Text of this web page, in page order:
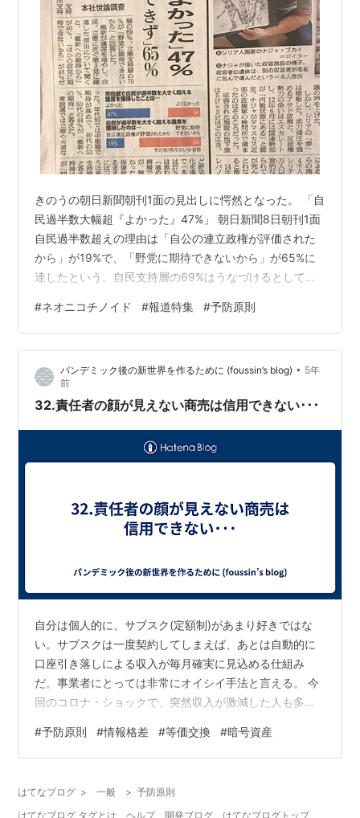
きのうの朝日新聞朝刊1面の見出しに愕然となった。 「自
民過半数大幅超『よかった』47%」 朝日新聞8日朝刊1面
自民過半数超えの理由は「自公の連立政権が評価された
から」が19%で、「野党に期待できないから」が65%に
達したという。自民支持層の69%はうなづけるとして、
えているのには驚いた。 維新が第3党に躍進した理由に
ついては「維新への期待から」が50%、「ほかの政党に
期待できないから」が46%だった。 来夏の参院選で、野
党が候補者の一本化を「進めるべきだ」は27%、「そう
は思わない」が51%。立憲と共産が安全保障政策などで
主張の異なるまま、…
#ネオニコチノイド #報道特集 #予防原則
パンデミック後の新世界を作るために (foussin’s blog) • 5年
前
32.責任者の顔が見えない商売は信用できない･･･
自分は個人的に、サブスク(定額制)があまり好きではな
い。サブスクは一度契約してしまえば、あとは自動的に
口座引き落しによる収入が毎月確実に見込める仕組み
だ。事業者にとっては非常にオイシイ手法と言える。 今
回のコロナ・ショックで、突然収入が激減した人も多い
いサブスク契約を解約したいと思った人も多いはず。 と
ころが、サブスク契約のほとんどは「期間縛り」があ
り、解約したくてもできない状況に陥る人が続出する。
#予防原則 #情報格差 #等価交換 #暗号資産
はてなブログ > 一般 > 予防原則
はてなブログ タグとは
ヘルプ 開発ブログ はてなブログトップ